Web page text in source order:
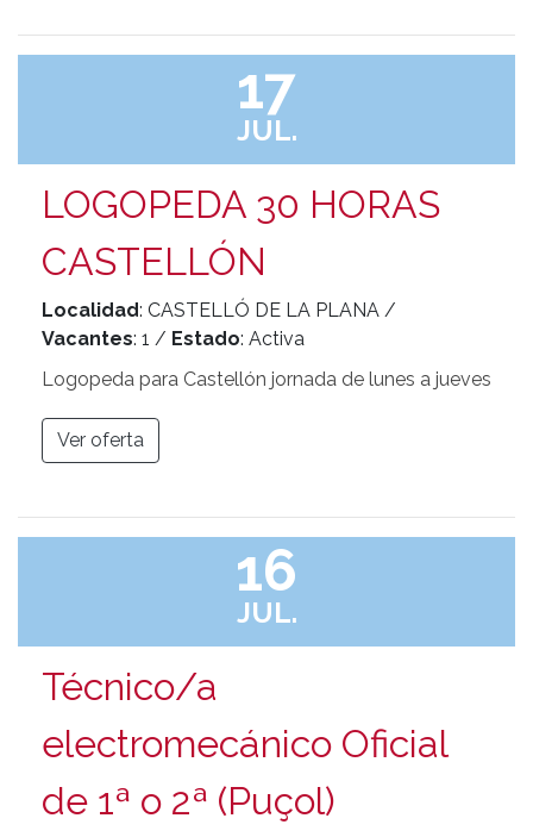
17
JUL.
LOGOPEDA 30 HORAS
CASTELLÓN
Localidad: CASTELLÓ DE LA PLANA /
Vacantes: 1 / Estado: Activa
Logopeda para Castellón jornada de lunes a jueves
Ver oferta
16
JUL.
Técnico/a
electromecánico Oficial
de 1ª o 2ª (Puçol)